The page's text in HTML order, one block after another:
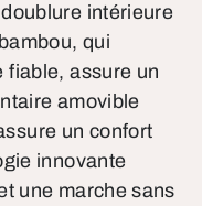
intérieure
qui
fiable, assure un
amovible
un confort
innovante
une marche sans